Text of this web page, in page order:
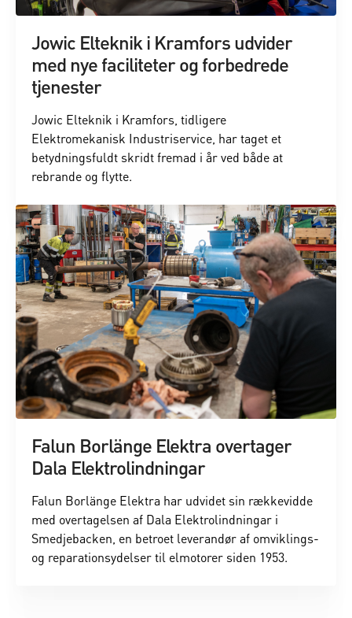
Jowic Elteknik i Kramfors udvider
med nye faciliteter og forbedrede
tjenester
Jowic Elteknik i Kramfors, tidligere
Elektromekanisk Industriservice, har taget et
betydningsfuldt skridt fremad i år ved både at
rebrande og flytte.
Falun Borlänge Elektra overtager
Dala Elektrolindningar
Falun Borlänge Elektra har udvidet sin rækkevidde
med overtagelsen af Dala Elektrolindningar i
Smedjebacken, en betroet leverandør af omviklings-
og reparationsydelser til elmotorer siden 1953.